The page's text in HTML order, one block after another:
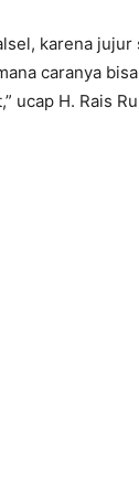
karena
caranya
H. Rais